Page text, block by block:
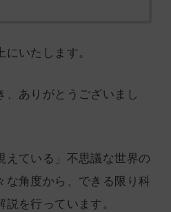
いたします。
ありがとうございまし
えている」不思議な世界の
な角度から、できる限り科
を行っています。